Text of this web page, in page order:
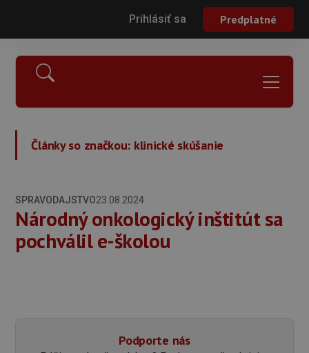
Prihlásiť sa Predplatné
Články so značkou: klinické skúšanie
SPRAVODAJSTVO23.08.2024
Národný onkologický inštitút sa
pochválil e-školou
Podporte nás